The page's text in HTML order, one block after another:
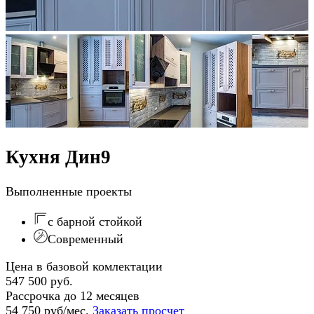
Кухня Дин9
Выполненные проекты
с барной стойкой
Современный
Цена в базовой комлектации
547 500 руб.
Рассрочка до 12 месяцев
54 750 руб/мес. Заказать просчет